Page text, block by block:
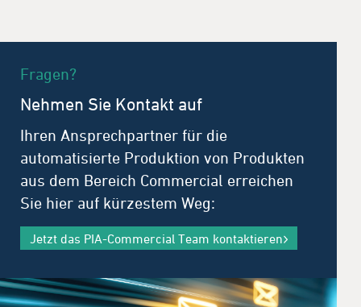
Fragen?
Nehmen Sie Kontakt auf
Ihren Ansprechpartner für die
automatisierte Produktion von Produkten
aus dem Bereich Commercial erreichen
Sie hier auf kürzestem Weg:
Jetzt das PIA-Commercial Team kontaktieren